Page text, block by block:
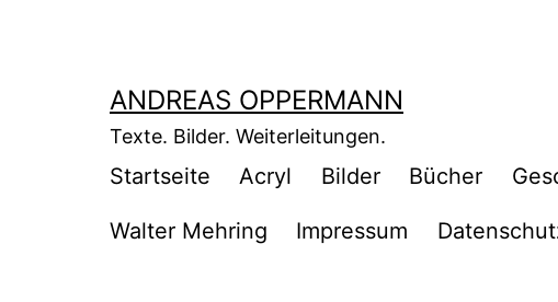
ANDREAS OPPERMANN
Texte. Bilder. Weiterleitungen.
Startseite Acryl Bilder Bücher
Walter Mehring Impressum